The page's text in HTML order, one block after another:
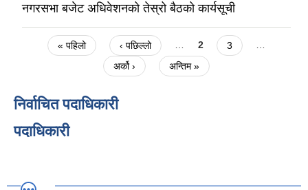
नगरसभा बजेट अधिवेशनको तेस्रो बैठको कार्यसूची
Pages
« पहिलो ‹ पछिल्लो … 2 3
…
अर्को ›
अन्तिम »
निर्वाचित पदाधिकारी
पदाधिकारी